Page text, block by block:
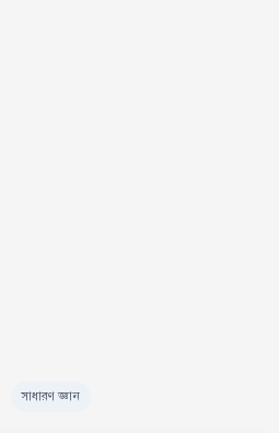
সাধারণ জ্ঞান